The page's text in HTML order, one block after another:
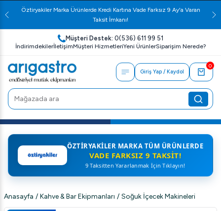
Öztiryakiler Marka Ürünlerde Kredi Kartına Vade Farksız 9 Ay'a Varan
Taksit İmkanı!
Müşteri Destek: 0(536) 611 99 51
İndirimdekilerİletişimMüşteri HizmetleriYeni ÜrünlerSiparişim Nerede?
Giriş Yap / Kaydol
0
ÖZTIRYAKILER MARKA TÜM ÜRÜNLERDE
VADE FARKSIZ 9 TAKSIT!
9 Taksitten Yararlanmak İçin Tıklayın!
Anasayfa / Kahve & Bar Ekipmanları / Soğuk İçecek Makineleri